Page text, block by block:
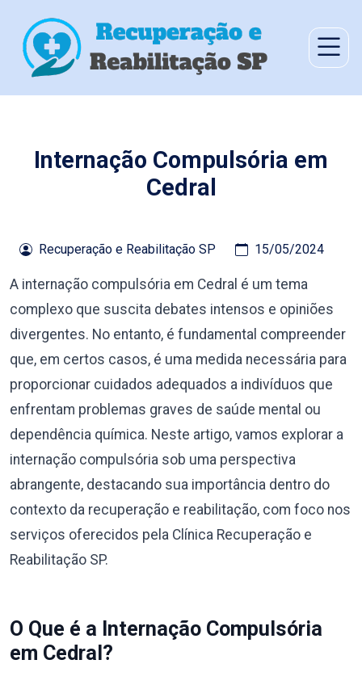
Internação Compulsória em
Cedral
Recuperação e Reabilitação SP 15/05/2024
A internação compulsória em Cedral é um tema
complexo que suscita debates intensos e opiniões
divergentes. No entanto, é fundamental compreender
que, em certos casos, é uma medida necessária para
proporcionar cuidados adequados a indivíduos que
enfrentam problemas graves de saúde mental ou
dependência química. Neste artigo, vamos explorar a
internação compulsória sob uma perspectiva
abrangente, destacando sua importância dentro do
contexto da recuperação e reabilitação, com foco nos
serviços oferecidos pela Clínica Recuperação e
Reabilitação SP.
O Que é a Internação Compulsória
em Cedral?